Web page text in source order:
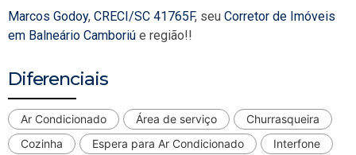
Marcos Godoy, CRECI/SC 41765F, seu Corretor de Imóveis
em Balneário Camboriú e região!!
Diferenciais
Ar Condicionado Área de serviço
Churrasqueira
Cozinha
Espera para Ar Condicionado
Interfone